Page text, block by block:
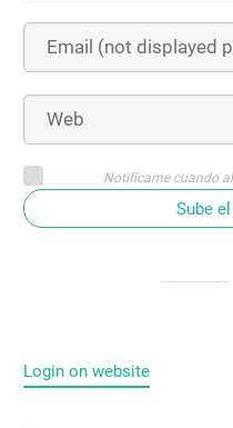
Notifícame cuando
Sube
Login on website